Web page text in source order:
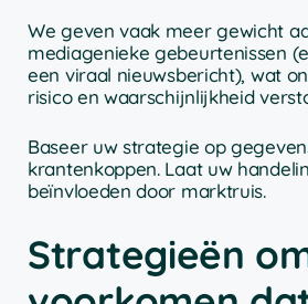
We geven vaak meer gewicht
mediagenieke gebeurtenissen
een viraal nieuwsbericht), wat
risico en waarschijnlijkheid
Baseer uw strategie op
krantenkoppen. Laat uw
beïnvloeden door marktruis.
Strategieën